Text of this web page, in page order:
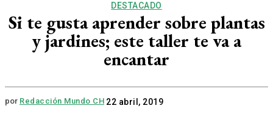
DESTACADO
Si te gusta aprender sobre plantas
y jardines; este taller te va a
encantar
por Redacción Mundo CH 22 abril, 2019